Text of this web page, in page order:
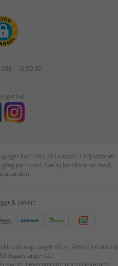
- 16 99 60
gärna!
kod SALE20 i kassan. Erbjudandet
per kund. Kan ej kombineras med
& säkert
och exp.-avgift 69 kr. Alltid fri frakt vid
dagars ångerrätt.
swish. Leveranssätt: normalleverans,